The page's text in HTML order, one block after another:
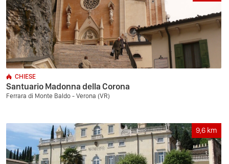
CHIESE
Santuario Madonna della Corona
Ferrara di Monte Baldo - Verona (VR)
9,6 km